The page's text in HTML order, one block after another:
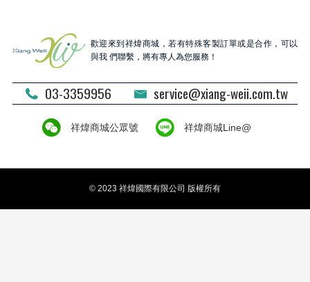
歡迎來到祥煒商城，若有特殊客製訂單或是合作，可以
與我 們聯繫，將有專人為您服務！
03-3359956 service@xiang-weii.com.tw
祥煒商城公眾號 祥煒商城Line@
© 2023 祥煒國際有限公司 版權所有